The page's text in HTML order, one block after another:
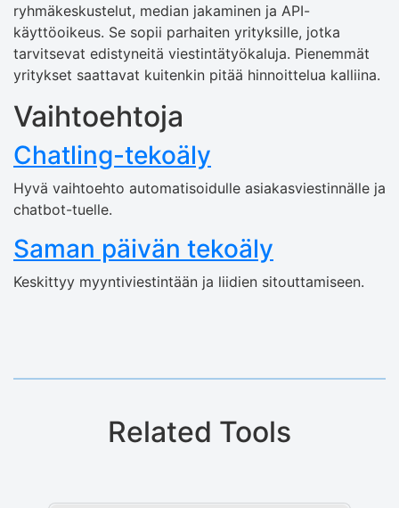
ryhmäkeskustelut, median jakaminen ja API-
käyttöoikeus. Se sopii parhaiten yrityksille, jotka
tarvitsevat edistyneitä viestintätyökaluja. Pienemmät
yritykset saattavat kuitenkin pitää hinnoittelua kalliina.
Vaihtoehtoja
Chatling-tekoäly
Hyvä vaihtoehto automatisoidulle asiakasviestinnälle ja
chatbot-tuelle.
Saman päivän tekoäly
Keskittyy myyntiviestintään ja liidien sitouttamiseen.
Related Tools